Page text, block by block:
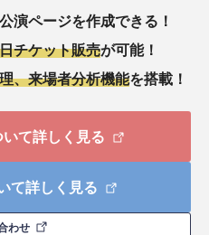
演ページを作成できる！
チケット販売が可能！
、来場者分析機能を搭載！
て詳しく見る
て詳しく見る
わせ